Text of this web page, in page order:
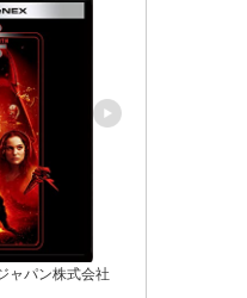
ャパン株式会社